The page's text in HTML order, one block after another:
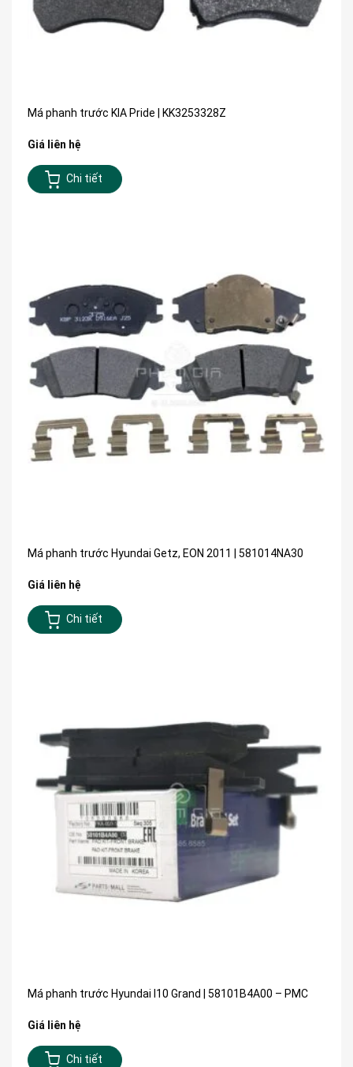
Má phanh trước KIA Pride | KK3253328Z
Giá liên hệ
Chi tiết
Má phanh trước Hyundai Getz, EON 2011 | 581014NA30
Giá liên hệ
Chi tiết
Má phanh trước Hyundai I10 Grand | 58101B4A00 – PMC
Giá liên hệ
Chi tiết